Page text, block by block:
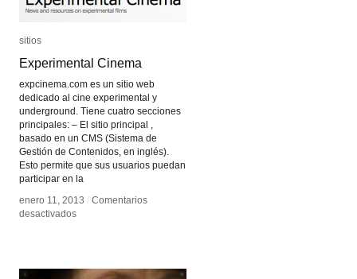
sitios
Experimental Cinema
expcinema.com es un sitio web
dedicado al cine experimental y
underground. Tiene cuatro secciones
principales: – El sitio principal ,
basado en un CMS (Sistema de
Gestión de Contenidos, en inglés).
Esto permite que sus usuarios puedan
participar en la
enero 11, 2013 / Comentarios
desactivadosen
sitios
Experimental Cinema
enero 11, 2013 / Comentarios
desactivadosen